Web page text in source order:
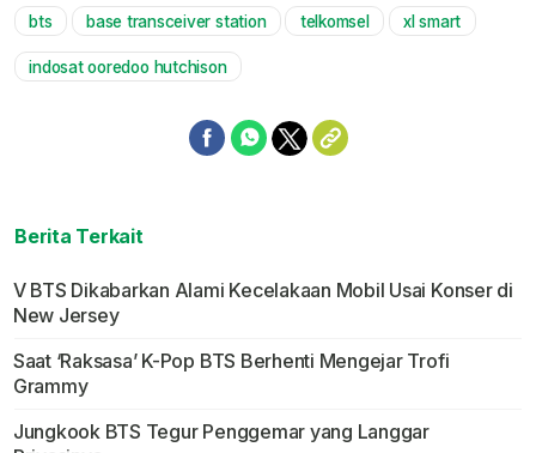
Mute
bts base transceiver station telkomsel xl smart
indosat ooredoo hutchison
Berita Terkait
V BTS Dikabarkan Alami Kecelakaan Mobil Usai Konser di
New Jersey
Saat ‘Raksasa’ K-Pop BTS Berhenti Mengejar Trofi
Grammy
Jungkook BTS Tegur Penggemar yang Langgar